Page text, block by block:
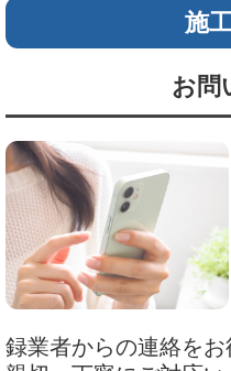
施
お問
録業者からの連絡を